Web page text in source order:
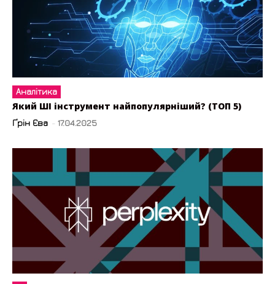
Аналітика
Який ШІ інструмент найпопулярніший? (ТОП 5)
Ґрін Єва - 17.04.2025